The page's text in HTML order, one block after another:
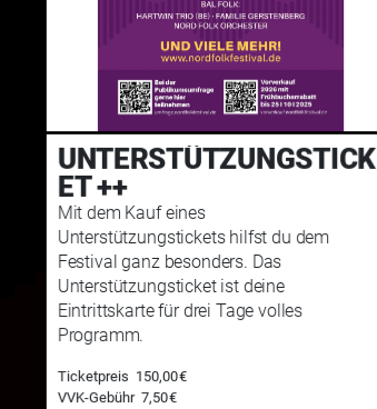
UNTERSTÜTZUNGSTICK
ET ++
Mit dem Kauf eines
Unterstützungstickets hilfst du dem
Festival ganz besonders. Das
Unterstützungsticket ist deine
Eintrittskarte für drei Tage volles
Programm.
Ticketpreis 150,00 €
VVK-Gebühr 7,50 €